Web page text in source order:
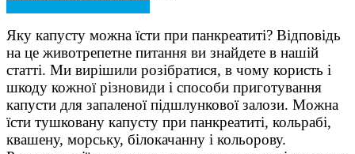
Яку капусту можна їсти при панкреатиті? Відповідь
на це животрепетне питання ви знайдете в нашій
статті. Ми вирішили розібратися, в чому користь і
шкоду кожної різновиди і способи приготування
капусти для запаленої підшлункової залози. Можна
їсти тушковану капусту при панкреатиті, кольрабі,
квашену, морську, білокачанну і кольорову.